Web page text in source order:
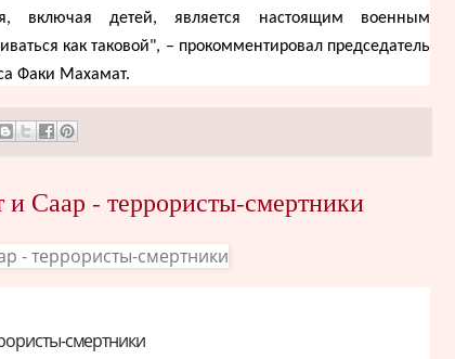
включая детей, является настоящим военным
как таковой", – прокомментировал председатель
Факи Махамат.
и Саар - террористы-смертники
смертники